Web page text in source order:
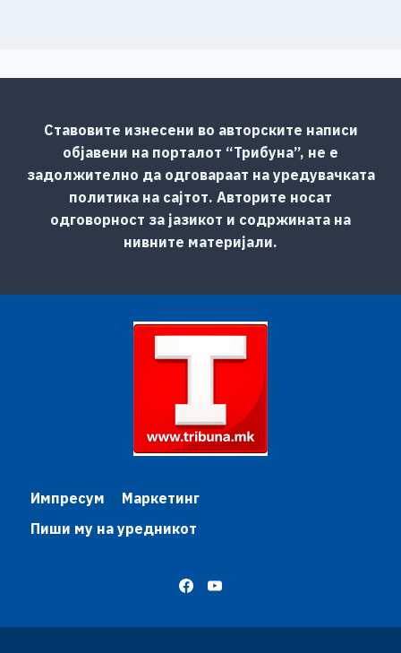
Ставовите изнесени во авторските написи
објавени на порталот “Трибуна”, не е
задолжително да одговараат на уредувачката
политика на сајтот. Авторите носат
одговорност за јазикот и содржината на
нивните материјали.
Импресум
Маркетинг
Пиши му на уредникот